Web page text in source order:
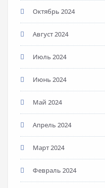
Октябрь 2024
Август 2024
Июль 2024
Июнь 2024
Май 2024
Апрель 2024
Март 2024
Февраль 2024